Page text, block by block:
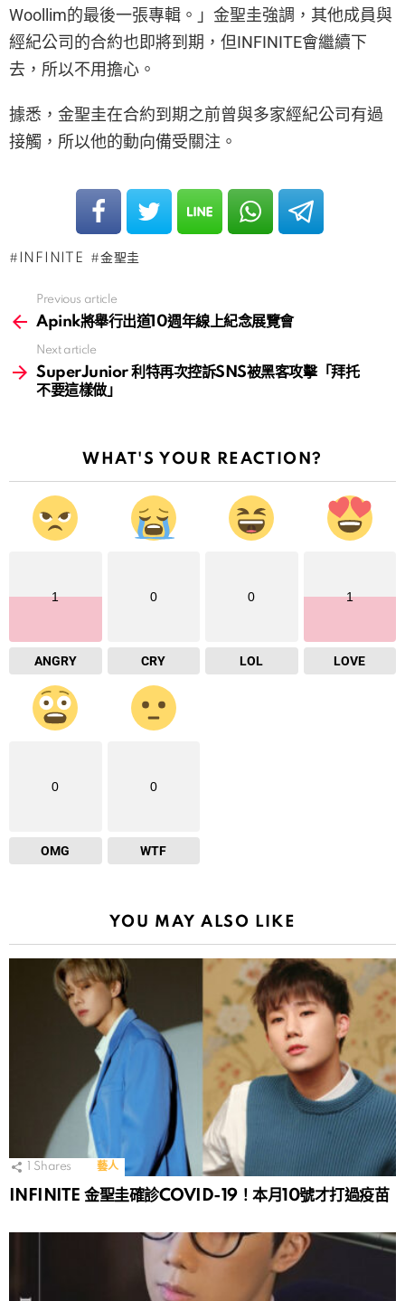
Woollim的最後一張專輯。」金聖圭強調，其他成員與
經紀公司的合約也即將到期，但INFINITE會繼續下
去，所以不用擔心。
據悉，金聖圭在合約到期之前曾與多家經紀公司有過
接觸，所以他的動向備受關注。
INFINITE 金聖圭
more
Previous article
Apink將舉行出道10週年線上紀念展覽會
Next article
SuperJunior 利特再次控訴SNS被黑客攻擊「拜托
不要這樣做」
WHAT'S YOUR REACTION?
1
ANGRY
0
CRY
0
LOL
1
LOVE
0
OMG
0
WTF
YOU MAY ALSO LIKE
Shares 藝人
INFINITE 金聖圭確診COVID-19！本月10號才打過疫苗